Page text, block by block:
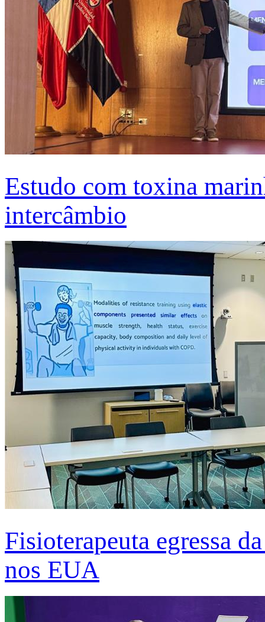
Estudo com toxina
intercâmbio
Fisioterapeuta egressa
nos EUA